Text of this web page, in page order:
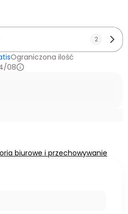
2
Ograniczona ilość
08
biurowe i przechowywanie